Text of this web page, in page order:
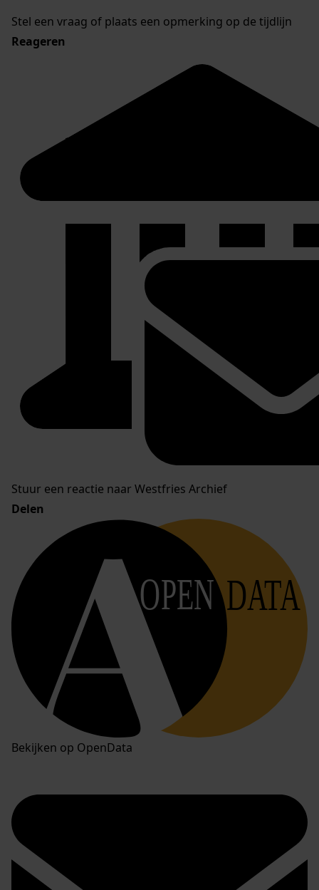
Stel een vraag of plaats een opmerking op de tijdlijn
Reageren
Stuur een reactie naar Westfries Archief
Delen
OPEN DATA
Bekijken op OpenData